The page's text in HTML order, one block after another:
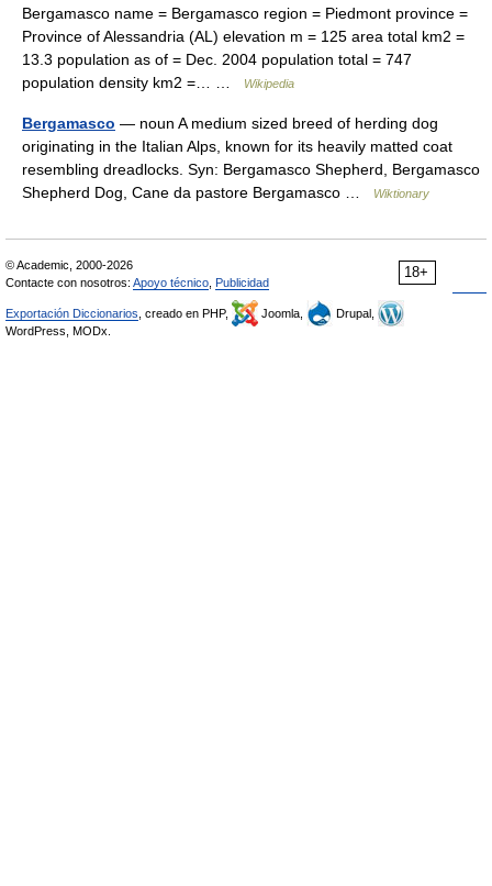
Bergamasco name = Bergamasco region = Piedmont province =
Province of Alessandria (AL) elevation m = 125 area total km2 =
13.3 population as of = Dec. 2004 population total = 747
population density km2 =… …
Wikipedia
Bergamasco — noun A medium sized breed of herding dog
originating in the Italian Alps, known for its heavily matted coat
resembling dreadlocks. Syn: Bergamasco Shepherd, Bergamasco
Shepherd Dog, Cane da pastore Bergamasco …
Wiktionary
18+
© Academic, 2000-2026
Contacte con nosotros: Apoyo técnico Publicidad
Exportación Diccionarios , creado en PHP, Joomla,
Drupal,
WordPress, MODx.